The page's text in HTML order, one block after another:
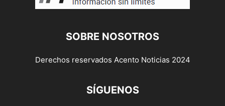
SOBRE NOSOTROS
Derechos reservados Acento Noticias 2024
SÍGUENOS